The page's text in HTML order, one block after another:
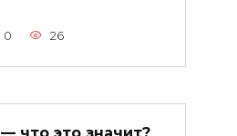
0 26
что это значит?